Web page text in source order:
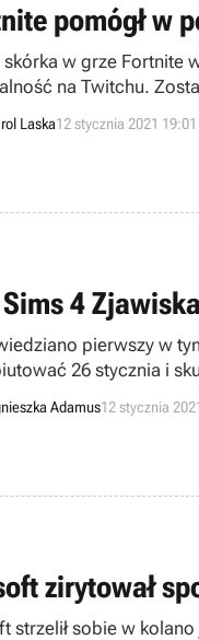
pomógł w
w grze Fortnite
na Twitchu.
Laska12 stycznia 2021 19:01
4
pierwszy w
26 stycznia i
Adamus12 stycznia
zirytował
strzelił sobie w